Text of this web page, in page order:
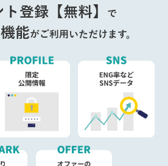
登録【無料】 で
能がご利用いただけます。